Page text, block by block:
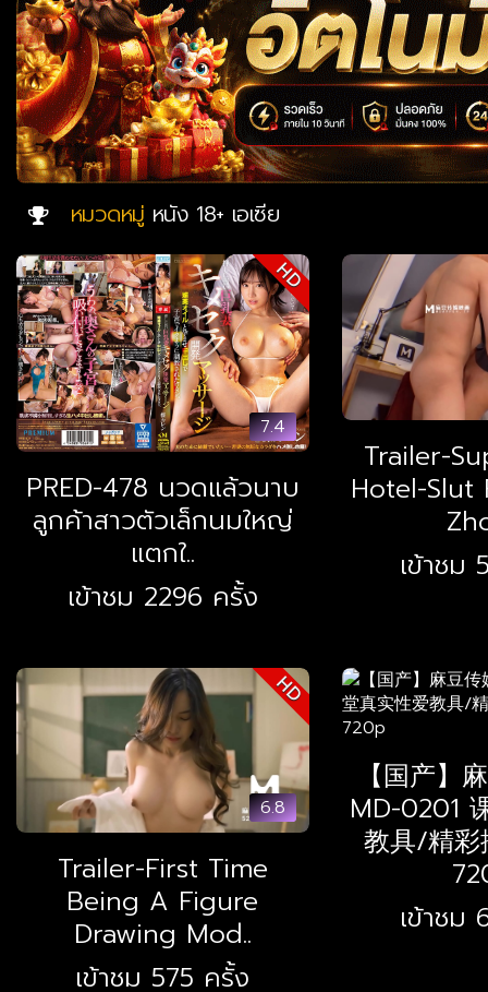
หมวดหมู่ หนัง 18+ เอเซีย
7.4
HD
PRED-478 นวดแล้วนาบ
ลูกค้าสาวตัวเล็กนมใหญ่
แตกใ..
เข้าชม 2296 ครั้ง
Trailer-
Hotel-Slut
เข้าชม
6.8
HD
Trailer-First Time
Being A Figure
Drawing Mod..
เข้าชม 575 ครั้ง
【国产】
MD-0201
教具/精
เข้าชม